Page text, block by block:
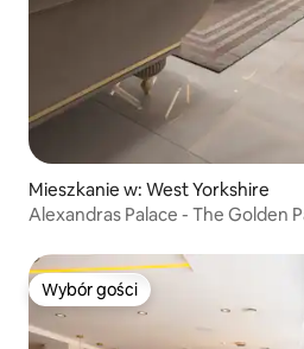
Mieszkanie w: West Yorkshire
Alexandras Palace - The Golden
Wybór gości
Wybór gości